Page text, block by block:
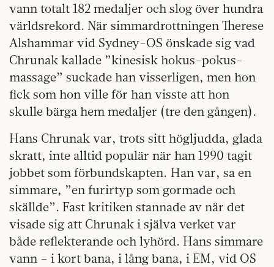
vann totalt 182 medaljer och slog över hundra
världsrekord. När simmardrottningen Therese
Alshammar vid Sydney-OS önskade sig vad
Chrunak kallade ”kinesisk hokus-pokus-
massage” suckade han visserligen, men hon
fick som hon ville för han visste att hon
skulle bärga hem medaljer (tre den gången).
Hans Chrunak var, trots sitt högljudda, glada
skratt, inte alltid populär när han 1990 tagit
jobbet som förbundskapten. Han var, sa en
simmare, ”en furirtyp som gormade och
skällde”. Fast kritiken stannade av när det
visade sig att Chrunak i själva verket var
både reflekterande och lyhörd. Hans simmare
vann – i kort bana, i lång bana, i EM, vid OS